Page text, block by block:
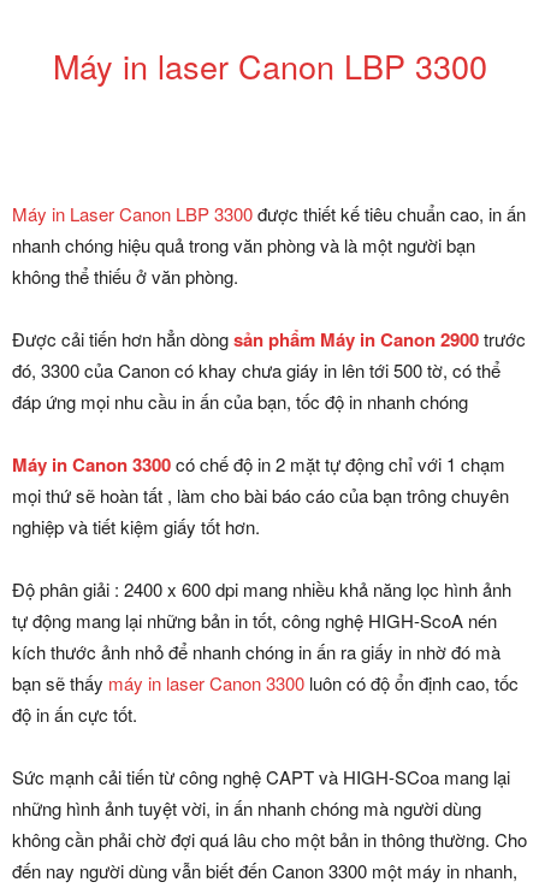
Máy in laser Canon LBP 3300
Máy in Laser Canon LBP 3300được thiết kế tiêu chuẩn cao, in ấn
nhanh chóng hiệu quả trong văn phòng và là một người bạn
không thể thiếu ở văn phòng.
Được cải tiến hơn hẳn dòngsản phẩm Máy in Canon 2900trước
đó, 3300 của Canon có khay chưa giáy in lên tới 500 tờ, có thể
đáp ứng mọi nhu cầu in ấn của bạn, tốc độ in nhanh chóng
Máy in Canon 3300có chế độ in 2 mặt tự động chỉ với 1 chạm
mọi thứ sẽ hoàn tất , làm cho bài báo cáo của bạn trông chuyên
nghiệp và tiết kiệm giấy tốt hơn.
Độ phân giải : 2400 x 600 dpi mang nhiều khả năng lọc hình ảnh
tự động mang lại những bản in tốt, công nghệ HIGH-ScoA nén
kích thước ảnh nhỏ để nhanh chóng in ấn ra giấy in nhờ đó mà
bạn sẽ thấy máy in laser Canon 3300 luôn có độ ổn định cao, tốc
độ in ấn cực tốt.
Sức mạnh cải tiến từ công nghệ CAPT và HIGH-SCoa mang lại
những hình ảnh tuyệt vời, in ấn nhanh chóng mà người dùng
không cần phải chờ đợi quá lâu cho một bản in thông thường. Cho
đến nay người dùng vẫn biết đến Canon 3300 một máy in nhanh,